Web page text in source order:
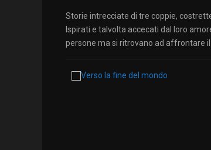
Storie intrecciate di tre coppie,
Ispirati e talvolta accecati dal loro
persone ma si ritrovano ad affrontare